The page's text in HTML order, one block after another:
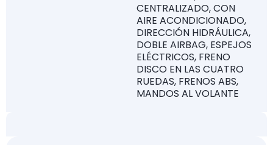
CENTRALIZADO, CON
AIRE ACONDICIONADO,
DIRECCIÓN HIDRÁULICA,
DOBLE AIRBAG, ESPEJOS
ELÉCTRICOS, FRENO
DISCO EN LAS CUATRO
RUEDAS, FRENOS ABS,
MANDOS AL VOLANTE